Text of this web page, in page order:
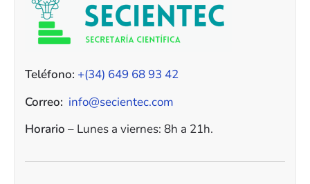
Teléfono: +(34) 649 68 93 42
Correo: info@secientec.com
Horario – Lunes a viernes: 8h a 21h.